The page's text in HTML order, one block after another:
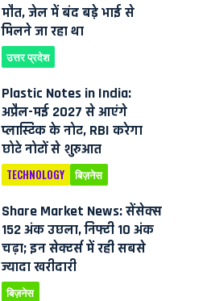
मौत, जेल में बंद बड़े भाई से
मिलने जा रहा था
उत्तर प्रदेश
Plastic Notes in India:
अप्रैल-मई 2027 से आएंगे
प्लास्टिक के नोट, RBI करेगा
छोटे नोटों से शुरुआत
TECHNOLOGY बिज़नेस
Share Market News: सेंसेक्स
152 अंक उछला, निफ्टी 10 अंक
चढ़ा; इन सेक्टर्स में रही सबसे
ज्यादा खरीदारी
बिज़नेस